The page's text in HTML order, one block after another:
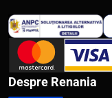
Despre Renania